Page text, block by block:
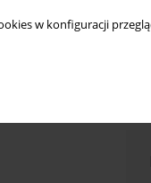
w konfiguracji